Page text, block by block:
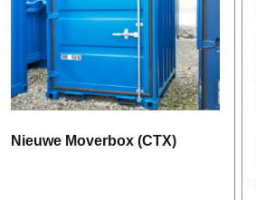
Nieuwe Moverbox (CTX)